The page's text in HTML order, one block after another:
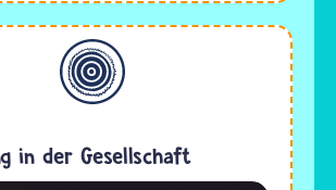
in der Gesellschaft